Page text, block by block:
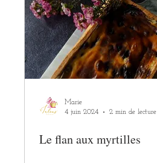
Bullet Journal Lecture
Marie
4 juin 2024
2 min de lecture
Le flan aux myrtilles